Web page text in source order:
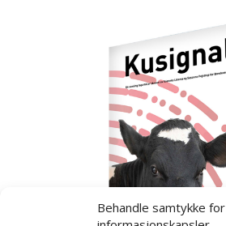
Behandle samtykke for